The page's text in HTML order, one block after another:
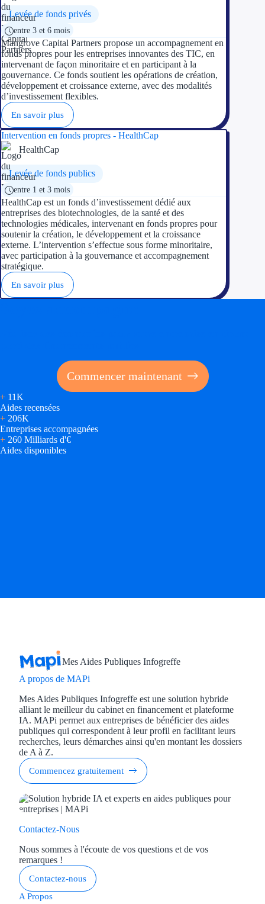
Levée de fonds privés
entre 3 et 6 mois
Mangrove Capital Partners propose un accompagnement en
fonds propres pour les entreprises innovantes des TIC, en
intervenant de façon minoritaire et en participant à la
gouvernance. Ce fonds soutient les opérations de création,
développement et croissance externe, avec des modalités
d’investissement flexibles.
En savoir plus
Intervention en fonds propres - HealthCap
HealthCap
Levée de fonds publics
entre 1 et 3 mois
HealthCap est un fonds d’investissement dédié aux
entreprises des biotechnologies, de la santé et des
technologies médicales, intervenant en fonds propres pour
soutenir la création, le développement et la croissance
externe. L’intervention s’effectue sous forme minoritaire,
avec participation à la gouvernance et accompagnement
stratégique.
En savoir plus
Commencer maintenant
+ 11K
Aides recensées
+ 206K
Entreprises accompagnées
+ 260 Milliards d'€
Aides disponibles
Mes Aides Publiques Infogreffe
A propos de MAPi
Mes Aides Publiques Infogreffe est une solution hybride
alliant le meilleur du cabinet en financement et plateforme
IA. MAPi permet aux entreprises de bénéficier des aides
publiques qui correspondent à leur profil en facilitant leurs
recherches, leurs démarches ainsi qu'en montant les dossiers
de A à Z.
Commencez gratuitement
Contactez-Nous
Nous sommes à l'écoute de vos questions et de vos
remarques !
Contactez-nous
A Propos